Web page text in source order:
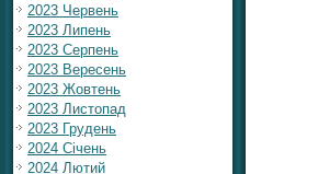
2023 Червень
2023 Липень
2023 Серпень
2023 Вересень
2023 Жовтень
2023 Листопад
2023 Грудень
2024 Січень
2024 Лютий